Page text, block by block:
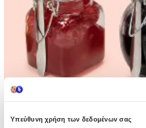
Υπεύθυνη χρήση των δεδομένων σας